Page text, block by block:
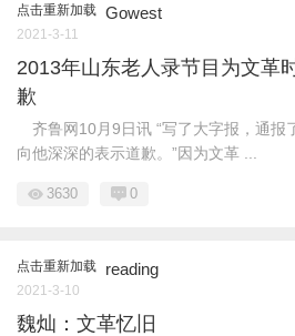
点击重新加载 Gowest
2021-3-11
2013年山东老人录节目为文革
歉
齐鲁网10月9日讯 “写了大字报，通报
向他深深的表示道歉。”因为文革 ...
3630 0
点击重新加载 reading
2021-3-10
魏灿：文革忆旧